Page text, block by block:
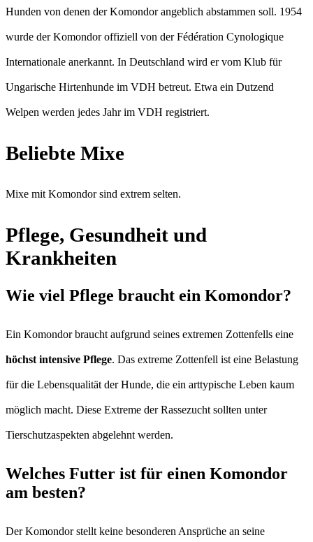
Hunden von denen der Komondor angeblich abstammen soll. 1954
wurde der Komondor offiziell von der Fédération Cynologique
Internationale anerkannt. In Deutschland wird er vom Klub für
Ungarische Hirtenhunde im VDH betreut. Etwa ein Dutzend
Welpen werden jedes Jahr im VDH registriert.
Beliebte Mixe
Mixe mit Komondor sind extrem selten.
Pflege, Gesundheit und
Krankheiten
Wie viel Pflege braucht ein Komondor?
Ein Komondor braucht aufgrund seines extremen Zottenfells eine
höchst intensive Pflege. Das extreme Zottenfell ist eine Belastung
für die Lebensqualität der Hunde, die ein arttypische Leben kaum
möglich macht. Diese Extreme der Rassezucht sollten unter
Tierschutzaspekten abgelehnt werden.
Welches Futter ist für einen Komondor
am besten?
Der Komondor stellt keine besonderen Ansprüche an seine